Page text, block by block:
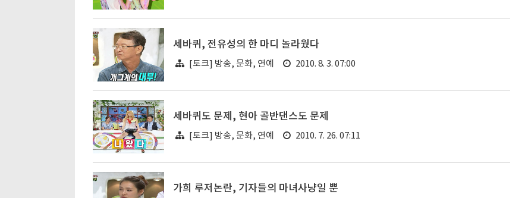
세바퀴, 전유성의 한 마디 놀라웠다
[토크] 방송, 문화, 연예 2010. 8. 3. 07:00
세바퀴도 문제, 현아 골반댄스도 문제
[토크] 방송, 문화, 연예 2010. 7. 26. 07:11
가희 루저논란, 기자들의 마녀사냥일 뿐